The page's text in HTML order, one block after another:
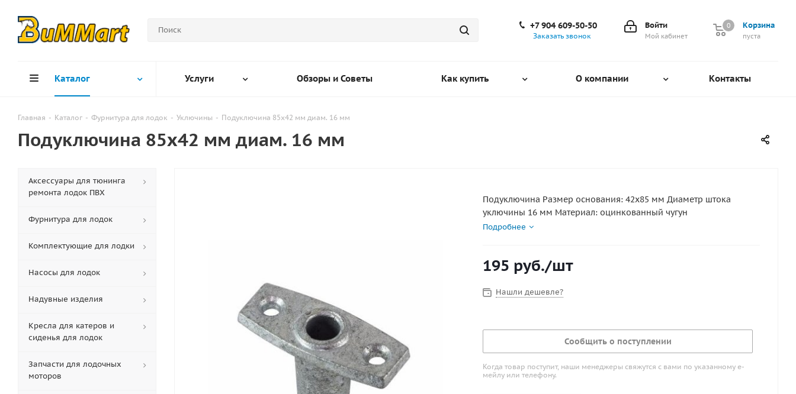
Корзина
0
пуста
0
Войти
Мой кабинет
+7 904 609-50-50
Заказать звонок
Каталог Услуги Обзоры и Советы Как купить О компании Контакты
Главная - Каталог - Фурнитура для лодок - Уключины - Подуключина 85х42 мм диам. 16 мм
Подуключина 85х42 мм диам. 16 мм
Подуключина Размер основания: 42х85 мм Диаметр штока
уключины 16 мм Материал: оцинкованный чугун
Подробнее
195 руб./шт
Нашли дешевле?
Сообщить о поступлении
Когда товар поступит, наши менеджеры свяжутся с вами по указанному е-
мейлу или телефону.
Аксессуары для тюнинга
ремонта лодок ПВХ
Фурнитура для лодок
Комплектующие для лодки
Насосы для лодок
Надувные изделия
Кресла для катеров и
сиденья для лодок
Запчасти для лодочных
моторов